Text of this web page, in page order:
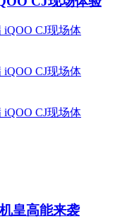
皇高能来袭